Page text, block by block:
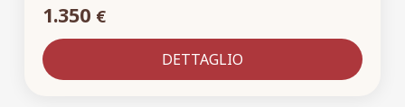
1.350 €
DETTAGLIO